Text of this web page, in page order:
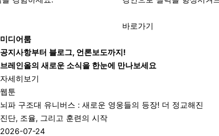
미디어룸
공지사항부터 블로그, 언론보도까지!
브레인올의 새로운 소식을 한눈에 만나보세요
자세히보기
웹툰
뇌파 구조대 유니버스 : 새로운 영웅들의 등장! 더 정교해진
진단, 조율, 그리고 훈련의 시작
2026-07-24